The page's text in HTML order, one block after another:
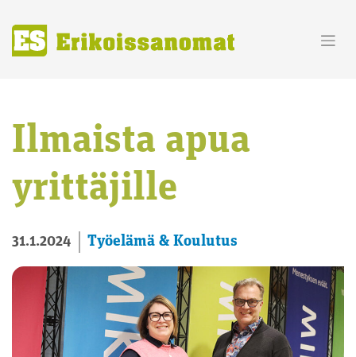
content
Ilmaista apua
yrittäjille
31.1.2024 Työelämä & Koulutus